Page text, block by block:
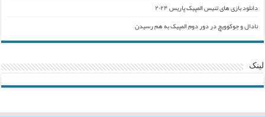
دانلود بازی های تنیس المپیک پاریس ۲۰۲۴
نادال و جوکوویچ در دور دوم المپیک به هم رسیدن
لینک